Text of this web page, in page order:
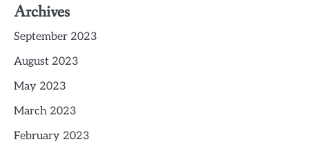
Archives
September 2023
August 2023
May 2023
March 2023
February 2023